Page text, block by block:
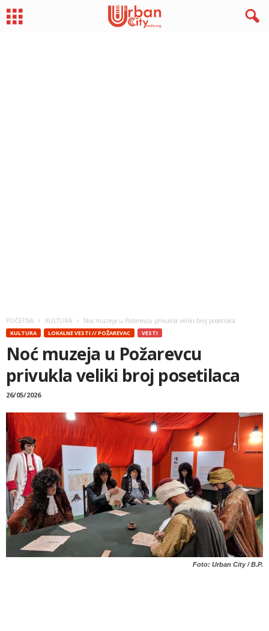
POČETNA KULTURA Noć muzeja u Požarevcu privukla veliki broj posetilaca
KULTURA LOKALNE VESTI // POŽAREVAC VESTI
Noć muzeja u Požarevcu
privukla veliki broj posetilaca
26/05/2026
Foto: Urban City / B.P.